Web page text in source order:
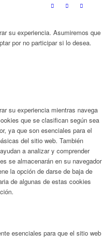
su experiencia. Asumiremos que
por no participar si lo desea.
su experiencia mientras navega
que se clasifican según sea
ya que son esenciales para el
del sitio web. También
a analizar y comprender
se almacenarán en su navegador
la opción de darse de baja de
de algunas de estas cookies
esenciales para que el sitio web